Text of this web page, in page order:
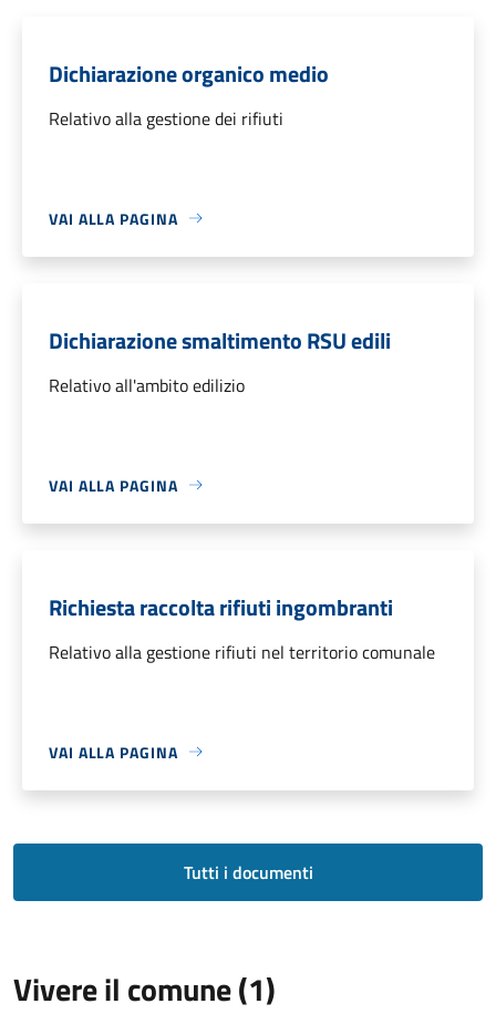
Dichiarazione organico medio
Relativo alla gestione dei rifiuti
VAI ALLA PAGINA
Dichiarazione smaltimento RSU edili
Relativo all'ambito edilizio
VAI ALLA PAGINA
Richiesta raccolta rifiuti ingombranti
Relativo alla gestione rifiuti nel territorio comunale
VAI ALLA PAGINA
Tutti i documenti
Vivere il comune (1)